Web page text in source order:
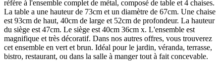
réfère à l'ensemble complet de métal, composé de table et 4 chaises.
La table a une hauteur de 73cm et un diamètre de 67cm. Une chaise
est 93cm de haut, 40cm de large et 52cm de profondeur. La hauteur
du siège est 47cm. Le siège est 40cm 36cm x. L'ensemble est
magnifique et très décoratif. Dans nos autres offres, vous trouverez
cet ensemble en vert et brun. Idéal pour le jardin, véranda, terrasse,
bistro, restaurant, ou dans la salle à manger tout à fait concevable.